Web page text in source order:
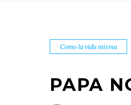
Como la vida misma
PAPA